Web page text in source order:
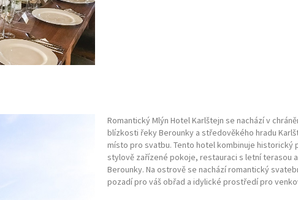
Romantický Mlýn Hotel Karlštejn se nachází v
blízkosti řeky Berounky a středověkého hradu
místo pro svatbu. Tento hotel kombinuje historický
stylově zařízené pokoje, restauraci s letní terasou
Berounky. Na ostrově se nachází romantický
pozadí pro váš obřad a idylické prostředí pro